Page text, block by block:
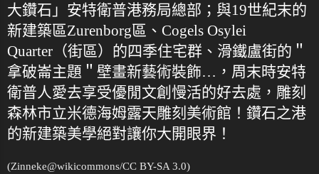
大鑽石」安特衛普港務局總部；與19世紀末的
新建築區Zurenborg區、Cogels Osylei
Quarter（街區）的四季住宅群、滑鐵盧街的＂
拿破崙主題＂壁畫新藝術裝飾…，周末時安特
衛普人愛去享受優閒文創慢活的好去處，雕刻
森林市立米德海姆露天雕刻美術館！鑽石之港
的新建築美學絕對讓你大開眼界！
(Zinneke@wikicommons/CC BY-SA 3.0)